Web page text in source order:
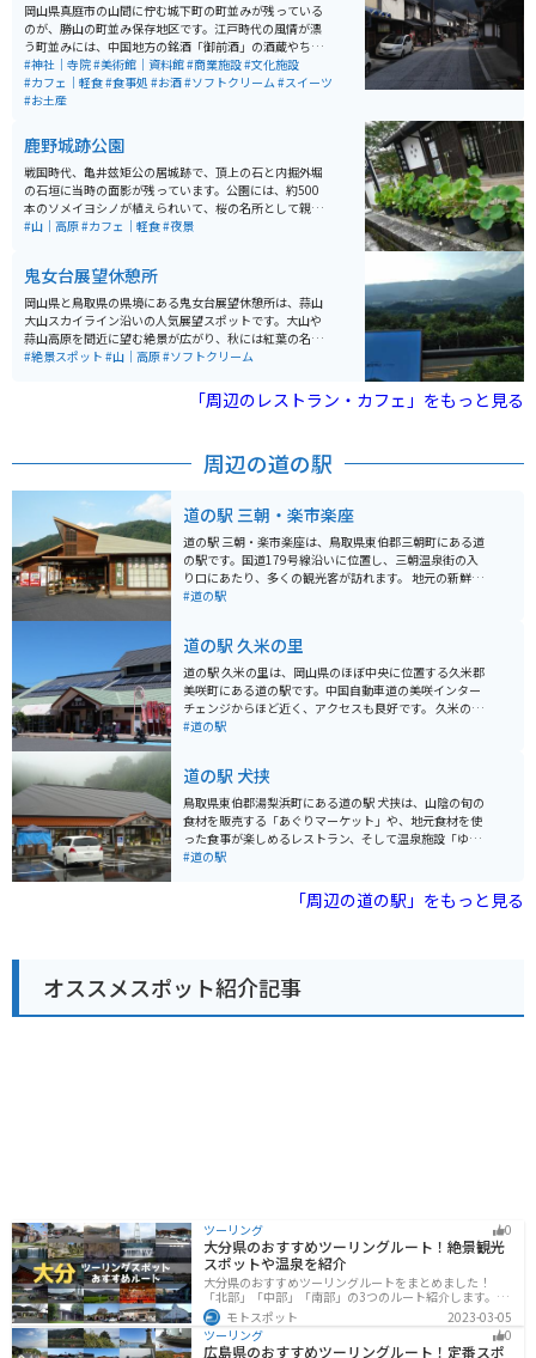
岡山県真庭市の山間に佇む城下町の町並みが残っている
のが、勝山の町並み保存地区です。江戸時代の風情が漂
う町並みには、中国地方の銘酒「御前酒」の酒蔵やちょ
っとしたカフェ、お土産物屋さんもあり、ツーリングが
てら立ち寄るのにはいいスポットです。
#神社｜寺院#美術館｜資料館#商業施設#文化施設
#カフェ｜軽食#食事処 #お酒#ソフトクリーム#スイーツ
#お土産
鹿野城跡公園
戦国時代、亀井玆矩公の居城跡で、頂上の石と内掘外堀
の石垣に当時の面影が残っています。公園には、約500
本のソメイヨシノが植えられいて、桜の名所として親し
まれています。天守跡からは日本海をのぞむことができ
り、桜の名所として有名で景色が良いのでおすすめで
す。「鹿野桜祭り」も開かれます。近くにレトロなカフ
ェもあるので、ゆっくりできます。
#山｜高原#カフェ｜軽食#夜景
鬼女台展望休憩所
岡山県と鳥取県の県境にある鬼女台展望休憩所は、蒜山
大山スカイライン沿いの人気展望スポットです。大山や
蒜山高原を間近に望む絶景が広がり、秋には紅葉の名所
として多くの観光客が訪れます。敷地内にはソフトクリ
らの休憩にぴったりです。駐車場とトイレも完備されて
おり、ドライブやツーリング途中の立ち寄りスポットと
#絶景スポット #山｜高原#ソフトクリーム
「周辺のレストラン・カフェ」をもっと見る
周辺の道の駅
道の駅 三朝・楽市楽座
道の駅 三朝・楽市楽座は、鳥取県東伯郡三朝町にある道
の駅です。国道179号線沿いに位置し、三朝温泉街の入
り口にあたり、多くの観光客が訪れます。 地元の新鮮な
野菜や果物、特産品などを販売する直売所があり、お土
世紀梨を使ったジュースやお菓子など、魅力的な商品が
豊富です。食事処では、地元食材を使ったそばやうど
ん、ラーメンなどが楽しめます。 バイクで訪れる場合
は、道の駅に隣接する無料駐車場に駐車できます。ツー
リング途中の休憩場所としても最適です。三朝温泉街も
観光スポットも点在しています。
#道の駅
道の駅 久米の里
道の駅 久米の里は、岡山県のほぼ中央に位置する久米郡
美咲町にある道の駅です。中国自動車道の美咲インター
チェンジからほど近く、アクセスも良好です。 久米の里
は、「日本で最も美しい村」にも選ばれたことのある美
る農産物直売所や、地元の食材を使った料理が楽しめる
レストランがあります。特に、地元産の米粉を使ったパ
ンや、美咲町産のフルーツを使ったジェラートは人気で
す。 バイクで訪れる場合、道の駅の駐車場は広々として
おり、バイク専用の駐車スペースも用意されているので
「旧梶村家住宅」など、観光スポットも点在していま
#道の駅
道の駅 犬挟
鳥取県東伯郡湯梨浜町にある道の駅 犬挟は、山陰の旬の
食材を販売する「あぐりマーケット」や、地元食材を使
った食事が楽しめるレストラン、そして温泉施設「ゆア
シス」などが併設された、ドライブの休憩スポットとし
入るほか、地元産の食材を使ったパン屋さんも人気で
す。レストランでは、地元産の猪肉を使った猪肉そば
ことができます。 バイクで訪れる場合、道の駅には広々
とした駐車場が完備されているので安心です。鳥取県
は、日本海沿岸を走る気持ちの良いルートや、山間部を
#道の駅
「周辺の道の駅」をもっと見る
オススメスポット紹介記事
ツーリング 0
大分県のおすすめツーリングルート！絶景観光
スポットや温泉を紹介
大分県のおすすめツーリングルートをまとめました！
「北部」「中部」「南部」の3つのルート紹介します。阿
蘇の雄大な自然を満喫できるスポットや温泉を満喫する
ツーリングができます。バイクで大分県にツーリングに
行く際は参考にしてください。
モトスポット
2023-03-05
ツーリング
0
広島県のおすすめツーリングルート！定番スポ